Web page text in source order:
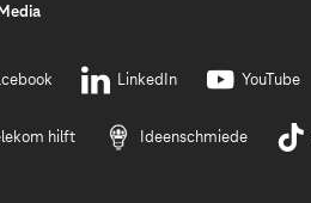
LinkedIn YouTube
hilft Ideenschmiede